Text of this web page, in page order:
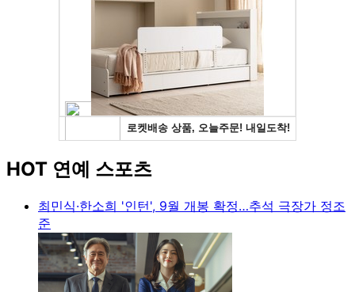
HOT 연예 스포츠
최민식·한소희 '인턴', 9월 개봉 확정…추석 극장가 정조
준